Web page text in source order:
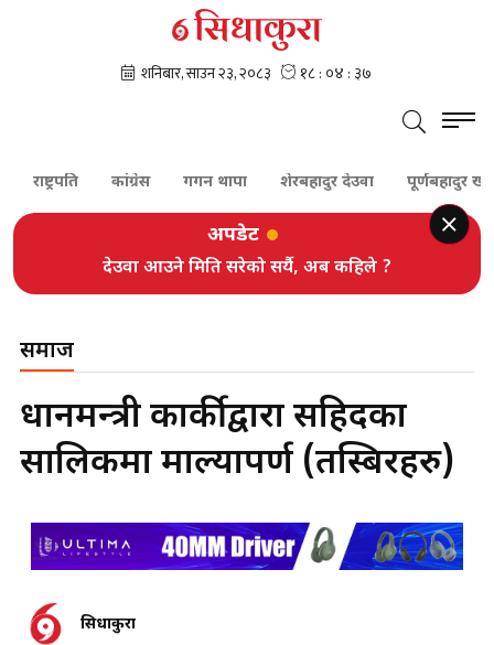
कांग्रेस गगन थापा शेरबहादुर देउवा पूर्णबहादुर खड्का
अपडेट
देउवा आउने मिति सरेको सर्यै, अब कहिले ?
समाज
प्रधानमन्त्री कार्कीद्वारा सहिदका
सालिकमा माल्यापर्ण (तस्बिरहरु)
सिधाकुरा